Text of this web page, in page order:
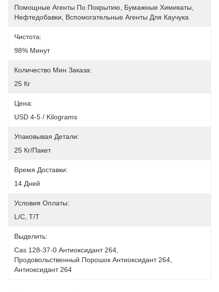
Помощные Агенты По Покрытию, Бумажные Химикаты,
Нефтедобавки, Вспомогательные Агенты Для Каучука
Чистота:
98% Минут
Количество Мин Заказа:
25 Кг
Цена:
USD 4-5 / Kilograms
Упаковывая Детали:
25 Кг/пакет
Время Доставки:
14 Дней
Условия Оплаты:
L/C, T/T
Выделить:
Cas 128-37-0 Антиоксидант 264
Продовольственный Порошок Антиоксидант 264
Антиоксидант 264